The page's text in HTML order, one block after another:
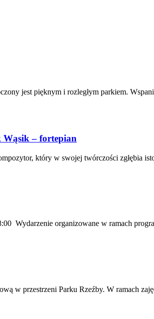
jest pięknym i rozległym parkiem.
– fortepian
który w swojej twórczości zgłębia
Wydarzenie organizowane w ramach
w przestrzeni Parku Rzeźby. W ramach